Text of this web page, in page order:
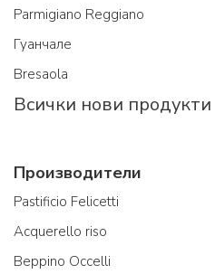
Parmigiano Reggiano
Гуанчале
Bresaola
Всички нови продукти
Производители
Pastificio Felicetti
Acquerello riso
Beppino Occelli